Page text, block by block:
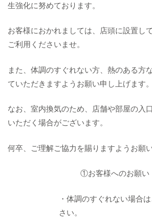
生強化に努めております。
お客様におかれましては、店頭に設置し
ご利用くださいませ。
また、体調のすぐれない方、熱のある方
ていただきますようお願い申し上げます。
なお、室内換気のため、店舗や部屋の入
いただく場合がございます。
何卒、ご理解ご協力を賜りますようお願
①お客様へのお願い
・体調のすぐれない場合
さい。